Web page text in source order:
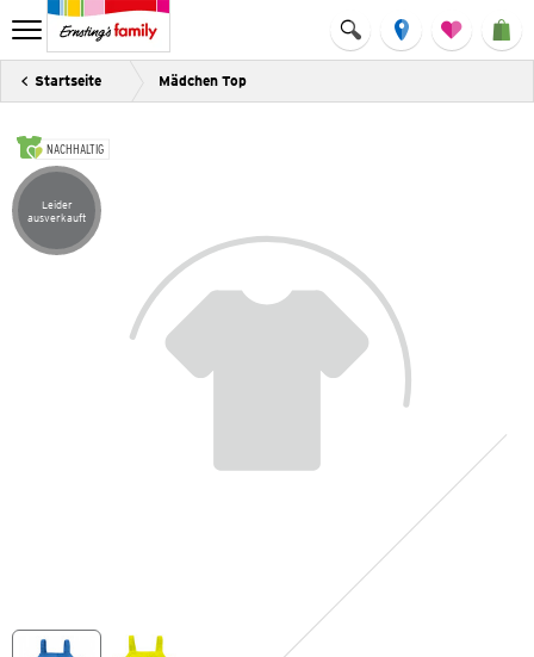
Startseite Mädchen Top
NACHHALTIG
Artikel leider ausverkauft
Leider
ausverkauft